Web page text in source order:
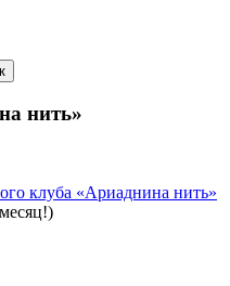
нить»
клуба «Ариаднина нить»